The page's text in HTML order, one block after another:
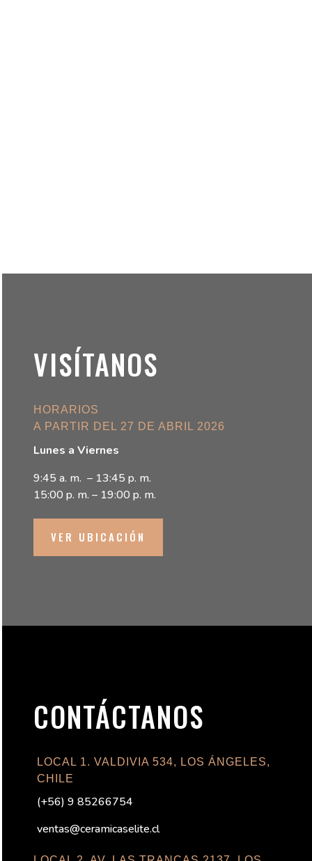
VISÍTANOS
HORARIOS
A PARTIR DEL 27 DE ABRIL 2026
Lunes a Viernes
9:45 a. m. – 13:45 p. m.
15:00 p. m. – 19:00 p. m.
VER UBICACIÓN
CONTÁCTANOS
LOCAL 1. VALDIVIA 534, LOS ÁNGELES,
CHILE
(+56) 9 85266754
ventas@ceramicaselite.cl